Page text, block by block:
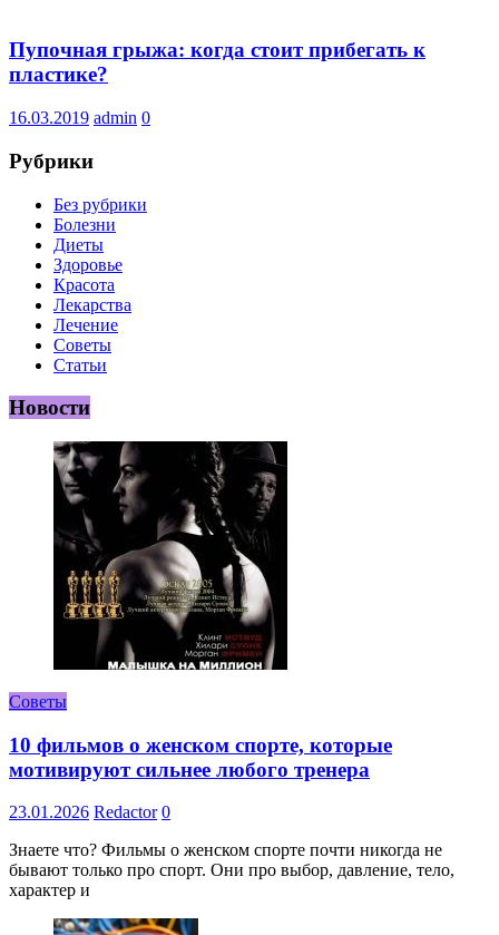
Пупочная грыжа: когда стоит прибегать к
пластике?
16.03.2019 admin 0
Рубрики
Без рубрики
Болезни
Диеты
Здоровье
Красота
Лекарства
Лечение
Советы
Статьи
Новости
Советы
10 фильмов о женском спорте, которые
мотивируют сильнее любого тренера
23.01.2026 Redactor 0
Знаете что? Фильмы о женском спорте почти никогда не
бывают только про спорт. Они про выбор, давление, тело,
характер и